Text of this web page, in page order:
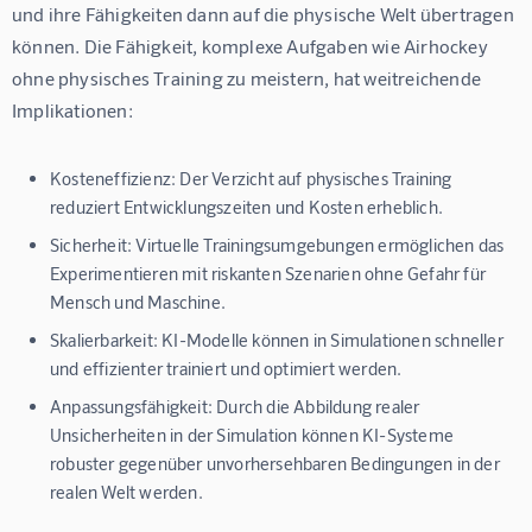
und ihre Fähigkeiten dann auf die physische Welt übertragen
können. Die Fähigkeit, komplexe Aufgaben wie Airhockey
ohne physisches Training zu meistern, hat weitreichende
Implikationen:
Kosteneffizienz: Der Verzicht auf physisches Training
reduziert Entwicklungszeiten und Kosten erheblich.
Sicherheit: Virtuelle Trainingsumgebungen ermöglichen das
Experimentieren mit riskanten Szenarien ohne Gefahr für
Mensch und Maschine.
Skalierbarkeit: KI-Modelle können in Simulationen schneller
und effizienter trainiert und optimiert werden.
Anpassungsfähigkeit: Durch die Abbildung realer
Unsicherheiten in der Simulation können KI-Systeme
robuster gegenüber unvorhersehbaren Bedingungen in der
realen Welt werden.